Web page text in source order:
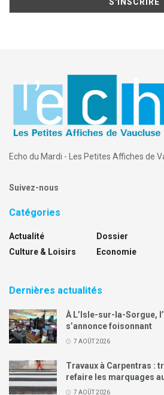
Echo du Mardi - Les Petites Affiches de
Suivez-nous
Catégories
Actualité
Culture & Loisirs
Dossier
Economie
Dernières actualités
À L’Isle-sur-la-Sorgue,
s’annonce foisonnant
7 AOÛT 2026
Travaux à Carpentras :
refaire les marquages
7 AOÛT 2026